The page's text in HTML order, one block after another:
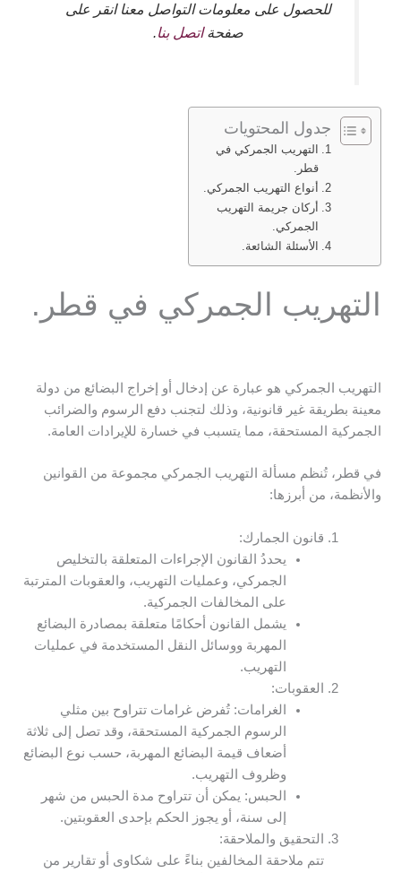
للحصول على معلومات التواصل معنا انقر على
صفحةاتصل بنا.
جدول المحتويات
التهريب الجمركي في
قطر.
أنواع التهريب الجمركي.
أركان جريمة التهريب
الجمركي.
الأسئلة الشائعة.
التهريب الجمركي في قطر.
التهريب الجمركي هو عبارة عن إدخال أو إخراج البضائع من دولة
معينة بطريقة غير قانونية، وذلك لتجنب دفع الرسوم والضرائب
الجمركية المستحقة، مما يتسبب في خسارة للإيرادات العامة.
في قطر، تُنظم مسألة التهريب الجمركي مجموعة من القوانين
والأنظمة، من أبرزها:
قانون الجمارك:
يحددُ القانون الإجراءات المتعلقة بالتخليص
الجمركي، وعمليات التهريب، والعقوبات المترتبة
على المخالفات الجمركية.
يشمل القانون أحكامًا متعلقة بمصادرة البضائع
المهربة ووسائل النقل المستخدمة في عمليات
التهريب.
العقوبات:
الغرامات: تُفرض غرامات تتراوح بين مثلي
الرسوم الجمركية المستحقة، وقد تصل إلى ثلاثة
أضعاف قيمة البضائع المهربة، حسب نوع البضائع
وظروف التهريب.
الحبس: يمكن أن تتراوح مدة الحبس من شهر
إلى سنة، أو يجوز الحكم بإحدى العقوبتين.
التحقيق والملاحقة:
تتم ملاحقة المخالفين بناءً على شكاوى أو تقارير من